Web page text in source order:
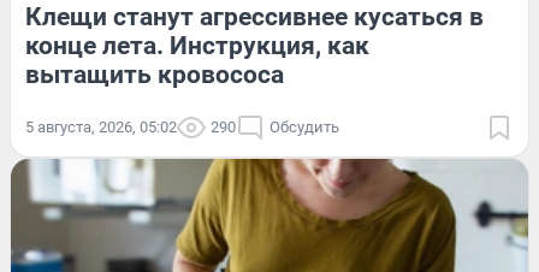
Клещи станут агрессивнее кусаться в
конце лета. Инструкция, как
вытащить кровососа
5 августа, 2026, 05:02 290 Обсудить